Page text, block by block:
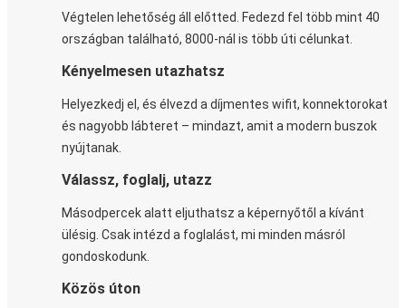
Végtelen lehetőség áll előtted. Fedezd fel több mint 40
országban található, 8000-nál is több úti célunkat.
Kényelmesen utazhatsz
Helyezkedj el, és élvezd a díjmentes wifit, konnektorokat
és nagyobb lábteret – mindazt, amit a modern buszok
nyújtanak.
Válassz, foglalj, utazz
Másodpercek alatt eljuthatsz a képernyőtől a kívánt
ülésig. Csak intézd a foglalást, mi minden másról
gondoskodunk.
Közös úton